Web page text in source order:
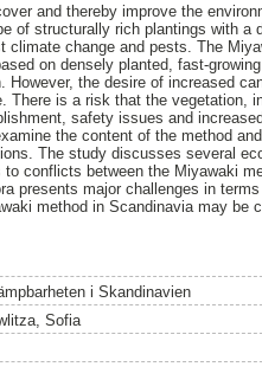
and thereby improve the
of structurally rich plantings with a
change and pests. The
on densely planted, fast-
the desire of increased
There is a risk that the vegetation,
safety issues and
the content of the method
The study discusses several
conflicts between the Miyawaki
presents major challenges in
method in Scandinavia may be
i Skandinavien
Sofia